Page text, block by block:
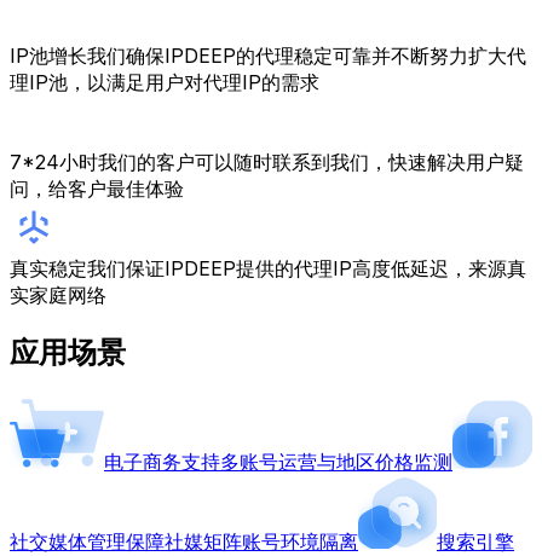
IP池增长我们确保IPDEEP的代理稳定可靠并不断努力扩大代
理IP池，以满足用户对代理IP的需求
7*24小时我们的客户可以随时联系到我们，快速解决用户疑
问，给客户最佳体验
真实稳定我们保证IPDEEP提供的代理IP高度低延迟，来源真
实家庭网络
应用场景
电子商务支持多账号运营与地区价格监测
社交媒体管理保障社媒矩阵账号环境隔离 搜索引擎